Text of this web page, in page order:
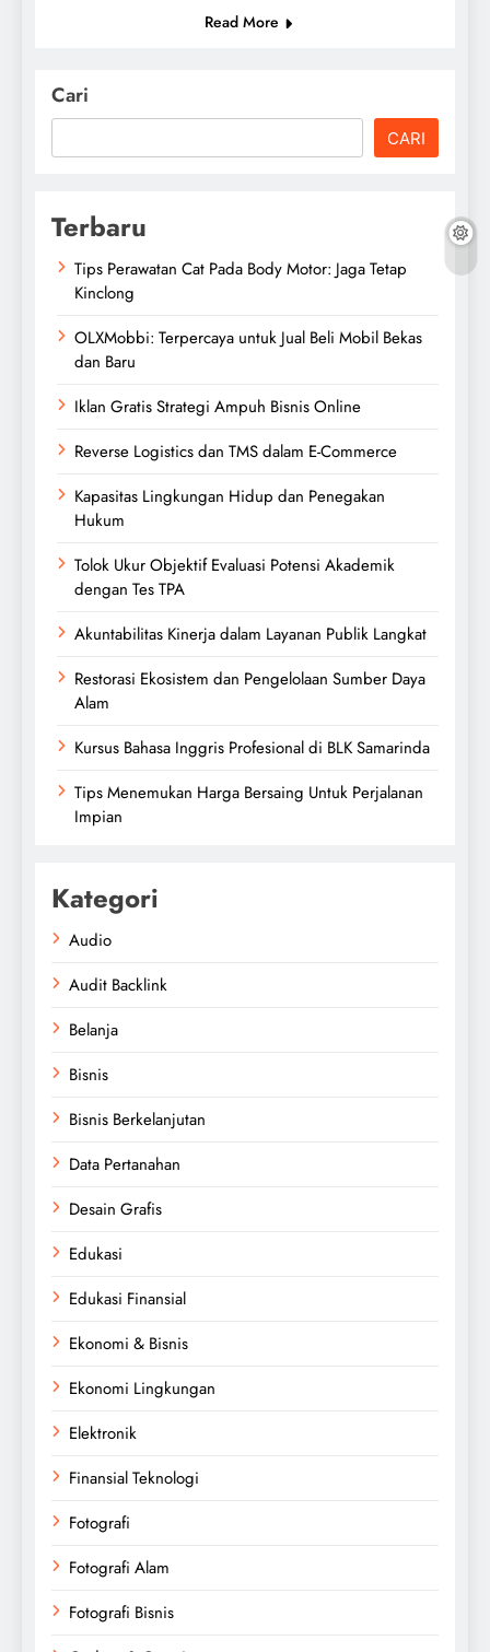
Read More
Cari
CARI
Terbaru
Tips Perawatan Cat Pada Body Motor: Jaga Tetap
Kinclong
OLXMobbi: Terpercaya untuk Jual Beli Mobil Bekas
dan Baru
Iklan Gratis Strategi Ampuh Bisnis Online
Reverse Logistics dan TMS dalam E-Commerce
Kapasitas Lingkungan Hidup dan Penegakan
Hukum
Tolok Ukur Objektif Evaluasi Potensi Akademik
dengan Tes TPA
Akuntabilitas Kinerja dalam Layanan Publik Langkat
Restorasi Ekosistem dan Pengelolaan Sumber Daya
Alam
Kursus Bahasa Inggris Profesional di BLK Samarinda
Tips Menemukan Harga Bersaing Untuk Perjalanan
Impian
Kategori
Audio
Audit Backlink
Belanja
Bisnis
Bisnis Berkelanjutan
Data Pertanahan
Desain Grafis
Edukasi
Edukasi Finansial
Ekonomi & Bisnis
Ekonomi Lingkungan
Elektronik
Finansial Teknologi
Fotografi
Fotografi Alam
Fotografi Bisnis